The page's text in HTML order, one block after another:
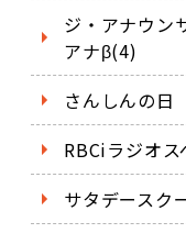
ジ・アナウ
アナβ(4)
さんしんの
RBCiラジオ
サタデース